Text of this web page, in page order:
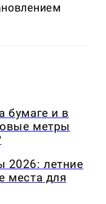
бумаге и в
метры
2026: летние
места для